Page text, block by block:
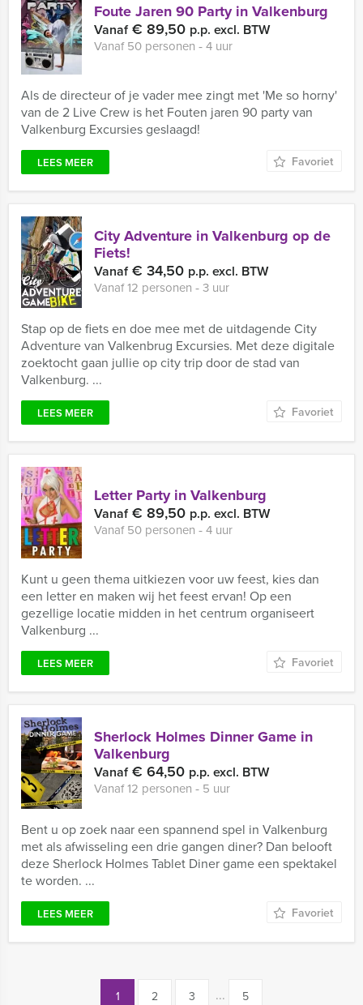
Foute Jaren 90 Party in Valkenburg
Vanaf€ 89,50 p.p. excl. BTW
Vanaf 50 personen ‐ 4 uur
Als de directeur of je vader mee zingt met 'Me so horny'
van de 2 Live Crew is het Fouten jaren 90 party van
Valkenburg Excursies geslaagd!
LEES MEER Favoriet
City Adventure in Valkenburg op de
Fiets!
Vanaf€ 34,50 p.p. excl. BTW
Vanaf 12 personen ‐ 3 uur
Stap op de fiets en doe mee met de uitdagende City
Adventure van Valkenbrug Excursies. Met deze digitale
zoektocht gaan jullie op city trip door de stad van
Valkenburg. ...
LEES MEER Favoriet
Letter Party in Valkenburg
Vanaf€ 89,50 p.p. excl. BTW
Vanaf 50 personen ‐ 4 uur
Kunt u geen thema uitkiezen voor uw feest, kies dan
een letter en maken wij het feest ervan! Op een
gezellige locatie midden in het centrum organiseert
Valkenburg ...
LEES MEER Favoriet
Sherlock Holmes Dinner Game in
Valkenburg
Vanaf€ 64,50 p.p. excl. BTW
Vanaf 12 personen ‐ 5 uur
Bent u op zoek naar een spannend spel in Valkenburg
met als afwisseling een drie gangen diner? Dan belooft
deze Sherlock Holmes Tablet Diner game een spektakel
te worden. ...
LEES MEER Favoriet
1 2 3 ... 5